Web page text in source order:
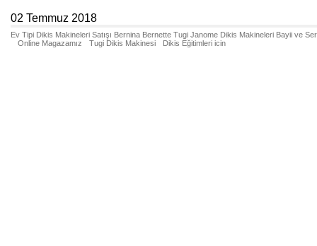
02 Temmuz 2018
Ev Tipi Dikis Makineleri Satışı Bernina Bernette Tugi Janome Dikis Makineleri Bayii ve
Online Magazamız
Tugi Dikis Makinesi Dikis Eğitimleri icin